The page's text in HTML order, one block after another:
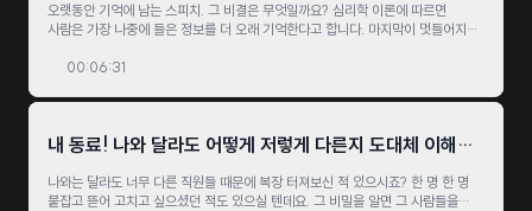
오랫동안 기억에 남는 스피치. 그 비결은 무엇일까요? 심리학 이론에 따르면
사람은 가장 나중에 들은 정보를 더 오래 기억한다고 합니다. 마지막이 멋들어지게
하는 세 가지 팁을 알아보시죠.
00:06:31
내 동료! 나와 달라도 어떻게 저렇게 다른지 도대체 이해가
안된다면! (MBTI)
나와는 달라도 너무 다른 직원들 때문에 복장 터져보신 적 있으시죠? 한 명 한 명
붙잡고 뜯어 고치고 싶으셨던 적도 있으실 텐데요. 그 비밀을 알면 그 사람들을